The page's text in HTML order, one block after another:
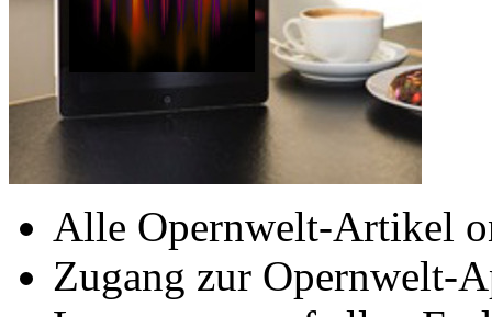
Alle Opernwelt-Artikel
Zugang zur Opernwelt-